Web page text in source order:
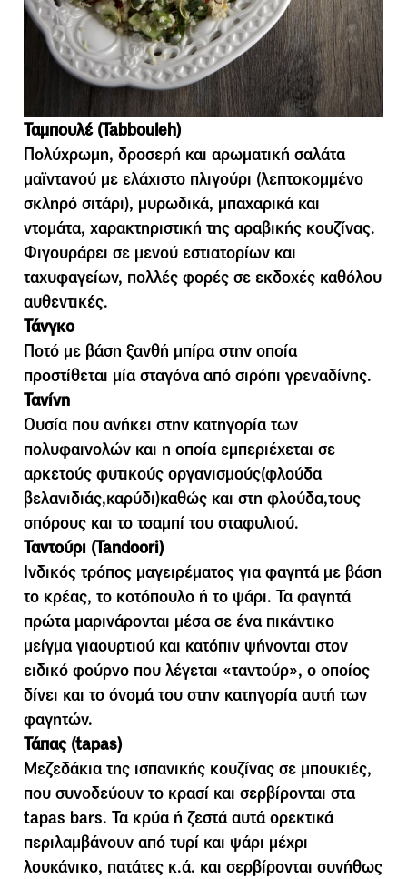
Ταμπουλέ (Tabbouleh)
Πολύχρωµη, δροσερή και αρωµατική σαλάτα
µαϊντανού µε ελάχιστο πλιγούρι (λεπτοκοµµένο
σκληρό σιτάρι), µυρωδικά, µπαχαρικά και
ντοµάτα, χαρακτηριστική της αραβικής κουζίνας.
Φιγουράρει σε µενού εστιατορίων και
ταχυφαγείων, πολλές φορές σε εκδοχές καθόλου
αυθεντικές.
Τάνγκο
Ποτό με βάση ξανθή μπίρα στην οποία
προστίθεται μία σταγόνα από σιρόπι γρεναδίνης.
Τανίνη
Ουσία που ανήκει στην κατηγορία των
πολυφαινολών και η οποία εμπεριέχεται σε
αρκετούς φυτικούς οργανισμούς(φλούδα
βελανιδιάς,καρύδι)καθώς και στη φλούδα,τους
σπόρους και το τσαμπί του σταφυλιού.
Ταντούρι (Tandoori)
Ινδικός τρόπος μαγειρέματος για φαγητά με βάση
το κρέας, το κοτόπουλο ή το ψάρι. Τα φαγητά
πρώτα μαρινάρονται μέσα σε ένα πικάντικο
μείγμα γιαουρτιού και κατόπιν ψήνονται στον
ειδικό φούρνο που λέγεται «ταντούρ», ο οποίος
δίνει και το όνομά του στην κατηγορία αυτή των
φαγητών.
Τάπας (tapas)
Μεζεδάκια της ισπανικής κουζίνας σε µπουκιές,
που συνοδεύουν το κρασί και σερβίρονται στα
tapas bars. Τα κρύα ή ζεστά αυτά ορεκτικά
περιλαµβάνουν από τυρί και ψάρι µέχρι
λουκάνικο, πατάτες κ.ά. και σερβίρονται συνήθως